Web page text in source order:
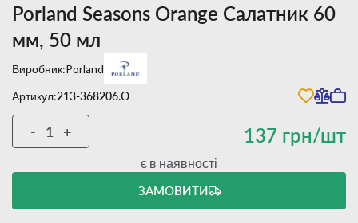
Porland Seasons Orange Салатник 60
мм, 50 мл
Виробник:Porland
Артикул:213-368206.O
137 грн/шт
- +
є в наявності
ЗАМОВИТИ